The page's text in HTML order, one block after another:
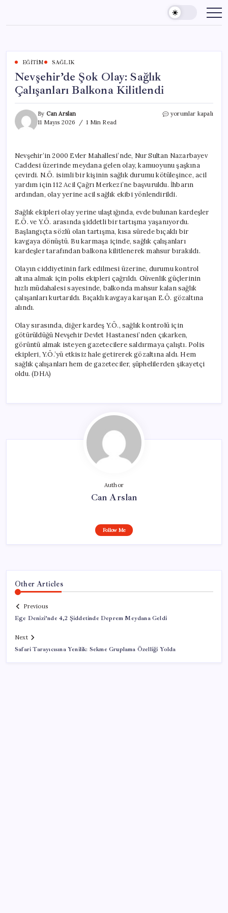
content
EĞITIM SAĞLIK
Nevşehir’de Şok Olay: Sağlık
Çalışanları Balkona Kilitlendi
By Can Arslan
11 Mayıs 2026
1 Min Read
Nevşehir’de
Balkona
Kilitlendi
için
yorumlar kapalı
Nevşehir’in 2000 Evler Mahallesi’nde, Nur Sultan Nazarbayev
Caddesi üzerinde meydana gelen olay, kamuoyunu şaşkına
çevirdi. N.Ö. isimli bir kişinin sağlık durumu kötüleşince, acil
yardım için 112 Acil Çağrı Merkezi’ne başvuruldu. İhbarın
ardından, olay yerine acil sağlık ekibi yönlendirildi.
Sağlık ekipleri olay yerine ulaştığında, evde bulunan kardeşler
E.Ö. ve Y.Ö. arasında şiddetli bir tartışma yaşanıyordu.
Başlangıçta sözlü olan tartışma, kısa sürede bıçaklı bir
kavgaya dönüştü. Bu karmaşa içinde, sağlık çalışanları
kardeşler tarafından balkona kilitlenerek mahsur bırakıldı.
Olayın ciddiyetinin fark edilmesi üzerine, durumu kontrol
altına almak için polis ekipleri çağrıldı. Güvenlik güçlerinin
hızlı müdahalesi sayesinde, balkonda mahsur kalan sağlık
çalışanları kurtarıldı. Bıçaklı kavgaya karışan E.Ö. gözaltına
alındı.
Olay sırasında, diğer kardeş Y.Ö., sağlık kontrolü için
götürüldüğü Nevşehir Devlet Hastanesi’nden çıkarken,
görüntü almak isteyen gazetecilere saldırmaya çalıştı. Polis
ekipleri, Y.Ö.’yü etkisiz hale getirerek gözaltına aldı. Hem
sağlık çalışanları hem de gazeteciler, şüphelilerden şikayetçi
oldu. (DHA)
Author
Can Arslan
Follow Me
Other Articles
Previous
Ege Denizi’nde 4,2 Şiddetinde Deprem Meydana Geldi
Next
Safari Tarayıcısına Yenilik: Sekme Gruplama Özelliği Yolda